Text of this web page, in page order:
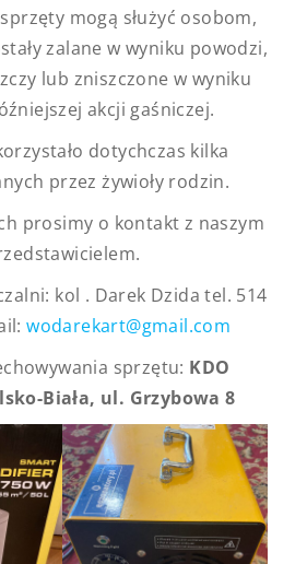
mogą służyć osobom,
zalane w wyniku powodzi,
lub zniszczone w wyniku
akcji gaśniczej.
dotychczas kilka
przez żywioły rodzin.
prosimy o kontakt z naszym
kol . Darek Dzida tel. 514
wodarekart@gmail.com
sprzętu: KDO
Biała, ul. Grzybowa 8